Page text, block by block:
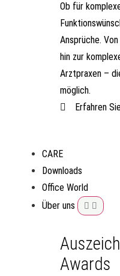
Ob für
Ansprüche.
hin zur
Arztpraxen –
möglich.
Erfahren
CARE
Downloads
Office World
Über uns
Awards